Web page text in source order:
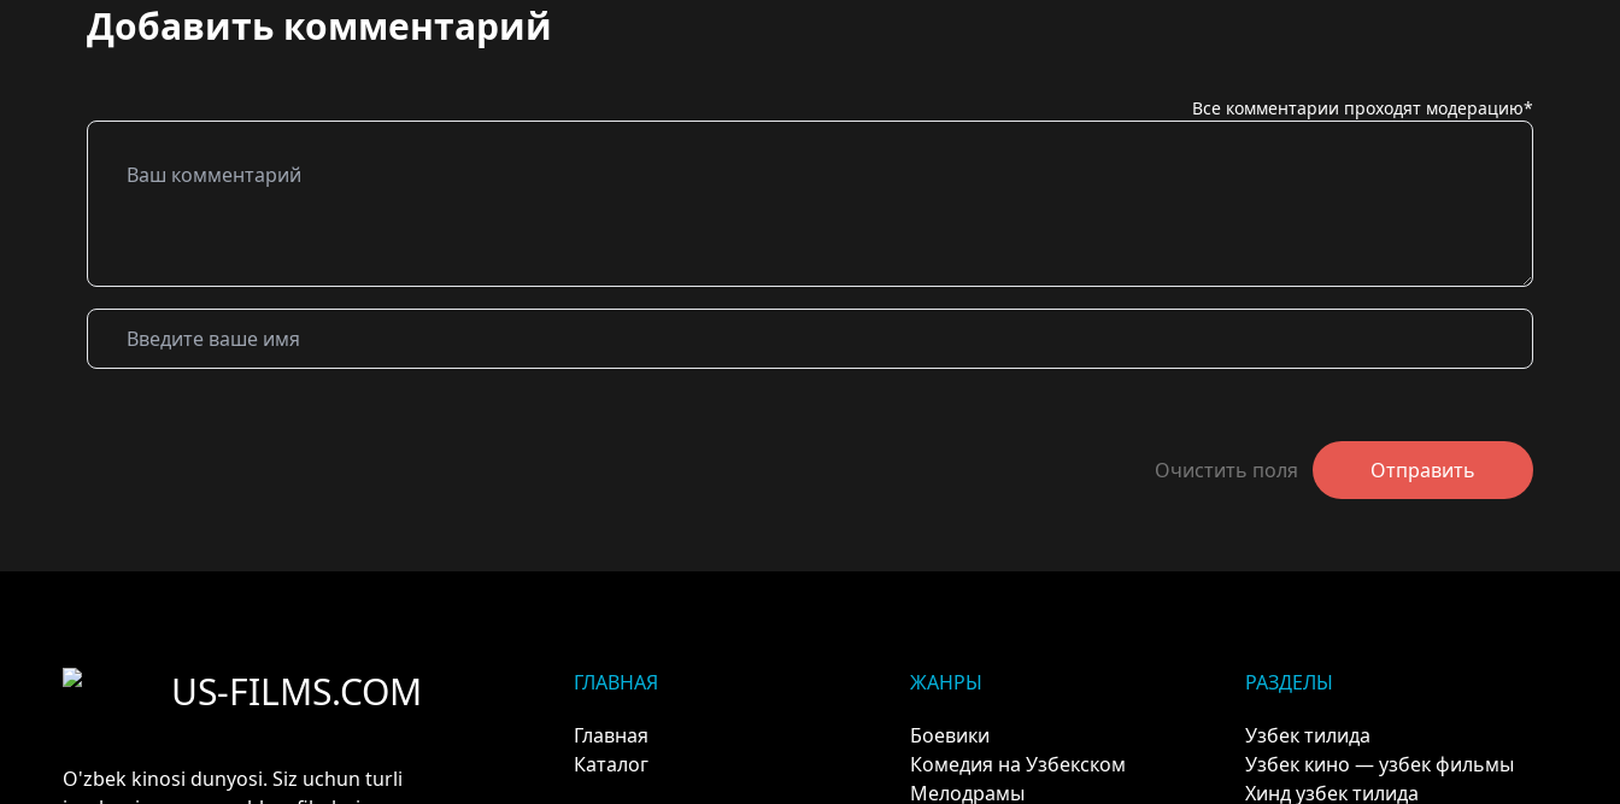
Добавить комментарий
Все комментарии проходят модерацию*
Очистить поля Отправить
US-FILMS.COM
O'zbek kinosi dunyosi. Siz uchun turli
ГЛАВНАЯ
Главная
Каталог
ЖАНРЫ
Боевики
Комедия на Узбекском
Мелодрамы
РАЗДЕЛЫ
Узбек тилида
Узбек кино — узбек фильмы
Хинд узбек тилида